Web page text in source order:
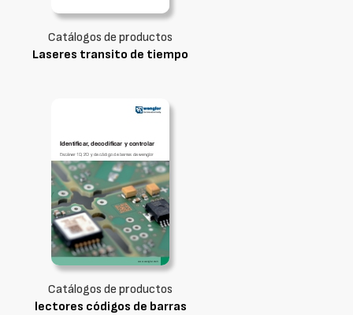
Catálogos de productos
Laseres transito de tiempo
Catálogos de productos
lectores códigos de barras